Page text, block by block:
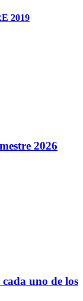
2019
2026
uno de los